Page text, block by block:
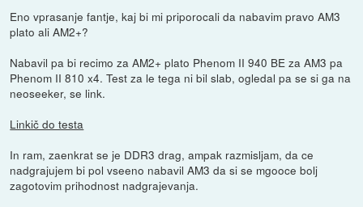
Eno vprasanje fantje, kaj bi mi priporocali da nabavim pravo AM3
plato ali AM2+?
Nabavil pa bi recimo za AM2+ plato Phenom II 940 BE za AM3 pa
Phenom II 810 x4. Test za le tega ni bil slab, ogledal pa se si ga na
neoseeker, se link.
Linkič do testa
In ram, zaenkrat se je DDR3 drag, ampak razmisljam, da ce
nadgrajujem bi pol vseeno nabavil AM3 da si se mgooce bolj
zagotovim prihodnost nadgrajevanja.